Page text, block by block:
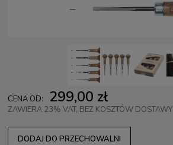
CENA OD: 299,00 zł
ZAWIERA 23% VAT, BEZ KOSZTÓW DOSTAWY
DODAJ DO PRZECHOWALNI